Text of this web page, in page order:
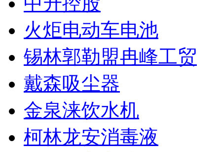
火炬电动车电池
锡林郭勒盟冉峰工贸
戴森吸尘器
金泉涞饮水机
柯林龙安消毒液